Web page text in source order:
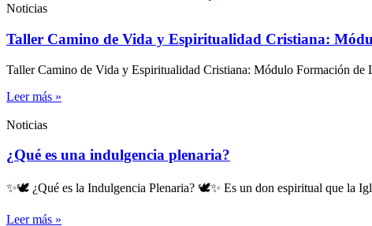
Noticias
Taller Camino de Vida y Espiritualidad Cristiana:
Taller Camino de Vida y Espiritualidad Cristiana: Módulo Formación
Leer más »
Noticias
¿Qué es una indulgencia plenaria?
✨🕊️ ¿Qué es la Indulgencia Plenaria? 🕊️✨ Es un don espiritual que la
Leer más »